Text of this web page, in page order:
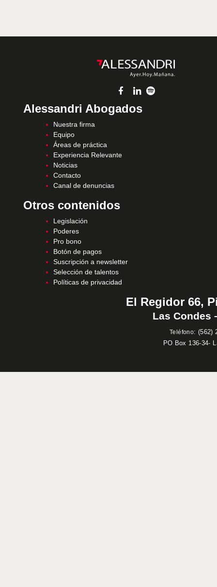
Alessandri Abogados
Nuestra firma
Equipo
Áreas de práctica
Experiencia Relevante
Noticias
Contacto
Canal de denuncias
Otros contenidos
Legislación
Poderes
Pro bono
Botón de pagos
Suscripción a newsletter
Selección de talentos
Políticas de privacidad
El Regidor 66,
Las Condes
Teléfono: (562)
PO Box 136-34-